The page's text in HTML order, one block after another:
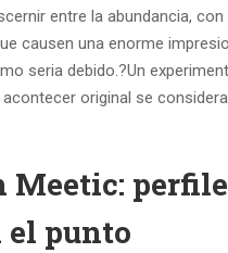
entre la abundancia,
causen una enorme
seria debido.?Un
original se
Meetic:
el punto